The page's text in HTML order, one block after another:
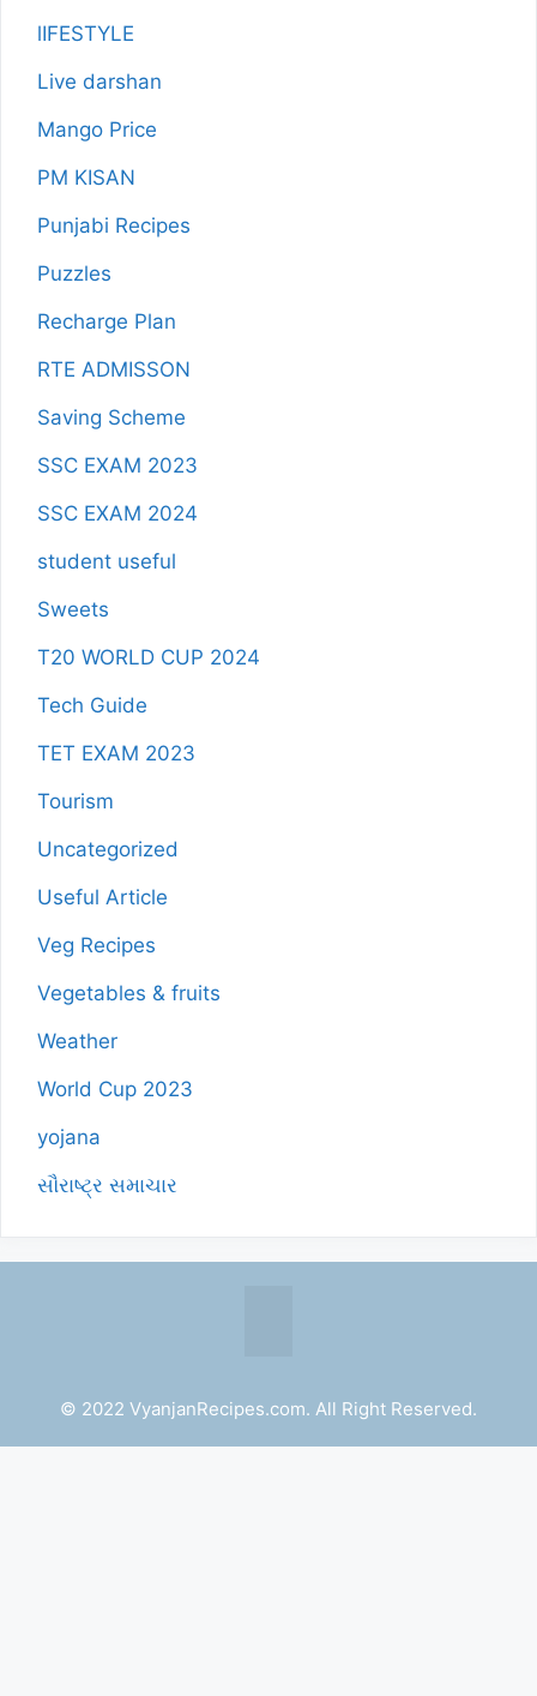
lIFESTYLE
Live darshan
Mango Price
PM KISAN
Punjabi Recipes
Puzzles
Recharge Plan
RTE ADMISSON
Saving Scheme
SSC EXAM 2023
SSC EXAM 2024
student useful
Sweets
T20 WORLD CUP 2024
Tech Guide
TET EXAM 2023
Tourism
Uncategorized
Useful Article
Veg Recipes
Vegetables & fruits
Weather
World Cup 2023
yojana
સૌરાષ્ટ્ર સમાચાર
© 2022 VyanjanRecipes.com. All Right Reserved.